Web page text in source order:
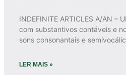
INDEFINITE ARTICLES A/AN –
com substantivos contáveis e
sons consonantais e
LER MAIS »